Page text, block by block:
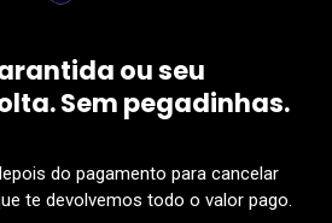
ou seu
Sem pegadinhas.
do pagamento para cancelar
te devolvemos todo o valor pago.